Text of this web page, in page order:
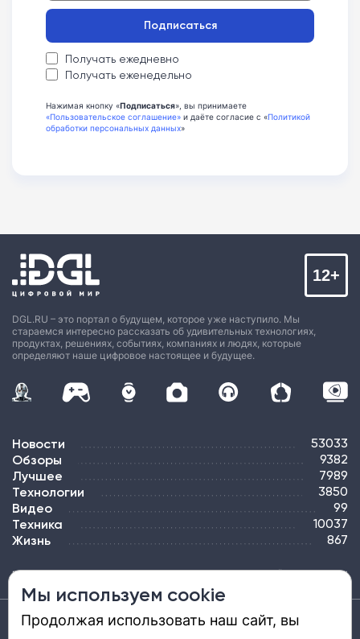
Получать ежедневно
Получать еженедельно
Подписаться
Нажимая кнопку «Подписаться», вы принимаете
«Пользовательское соглашение» и даёте согласие с «Политикой
обработки персональных данных»
DGL.RU – это портал о будущем, которое уже наступило. Мы
стараемся интересно рассказать об удивительных технологиях,
продуктах, решениях, событиях, компаниях и людях, которые
определяют наше цифровое настоящее и будущее.
12+
Новости 53033
Обзоры 9382
Лучшее 7989
Технологии 3850
Видео 99
Техника 10037
Жизнь 867
ПОДПИСКА РЕКЛАМА КОНТАКТЫ КАРТА САЙТА ТЭГИ
Средство массовой информации «DGL.RU — Цифровой мир» (www.dgl.ru).
Реестровая запись средства массовой информации (СМИ) сетевого издания ЭЛ №
Мы используем cookie
Продолжая использовать наш сайт, вы